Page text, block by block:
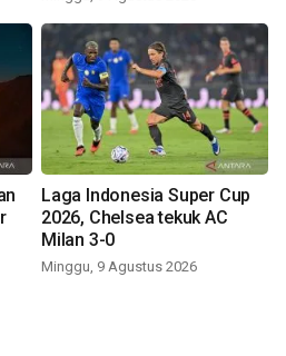
Laga Indonesia Super Cup
2026, Chelsea tekuk AC
Milan 3-0
Minggu, 9 Agustus 2026